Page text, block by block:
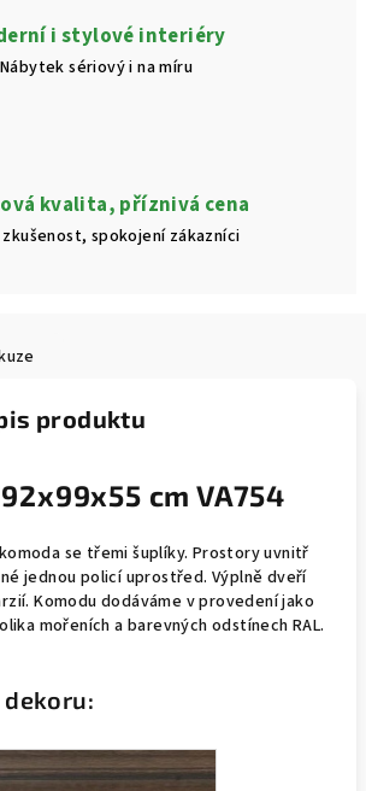
i stylové interiéry
Nábytek sériový i na míru
kvalita, příznivá cena
spokojení zákazníci
produktu
cm VA754
se třemi šuplíky. Prostory uvnitř
jednou policí uprostřed. Výplně dveří
Komodu dodáváme v provedení jako
mořeních a barevných odstínech RAL.
dekoru: